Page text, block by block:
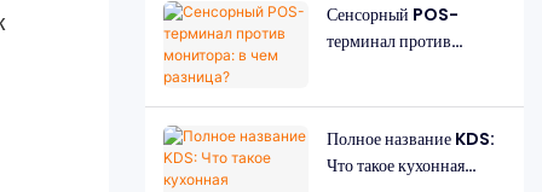
Сенсорный POS-
терминал против
Полное название KDS:
Что такое кухонная